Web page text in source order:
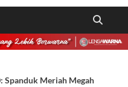
Spanduk Meriah Megah